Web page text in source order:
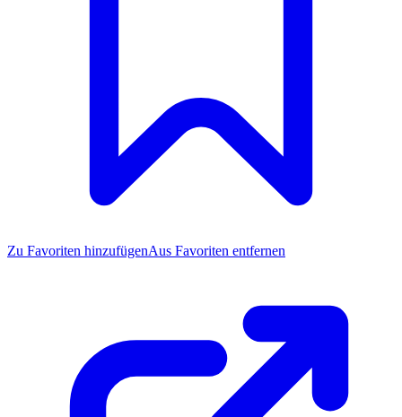
Zu Favoriten hinzufügenAus Favoriten entfernen